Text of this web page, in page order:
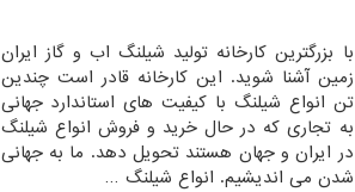
با بزرگترین کارخانه تولید شیلنگ اب و گاز ایران
زمین آشنا شوید. این کارخانه قادر است چندین
تن انواع شیلنگ با کیفیت های استاندارد جهانی
به تجاری که در حال خرید و فروش انواع شیلنگ
در ایران و جهان هستند تحویل دهد. ما به جهانی
شدن می اندیشیم. انواع شیلنگ …